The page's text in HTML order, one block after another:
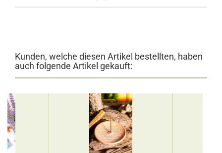
Kunden, welche diesen Artikel bestellten, haben
auch folgende Artikel gekauft: